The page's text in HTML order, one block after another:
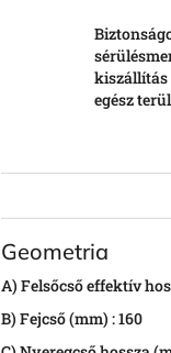
kiszállítás
egész
Geometria
A) Felsőcső effektív
B) Fejcső (mm) :160